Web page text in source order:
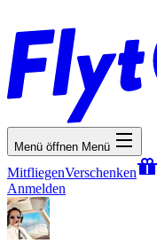
Menü öffnen Menü
MitfliegenVerschenken
Anmelden